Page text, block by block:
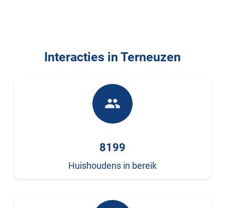
Interacties in Terneuzen
people
8199
Huishoudens in bereik